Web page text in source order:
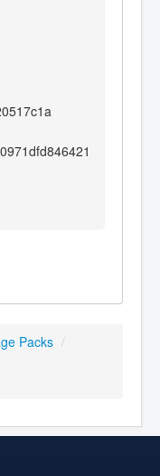
Packs /